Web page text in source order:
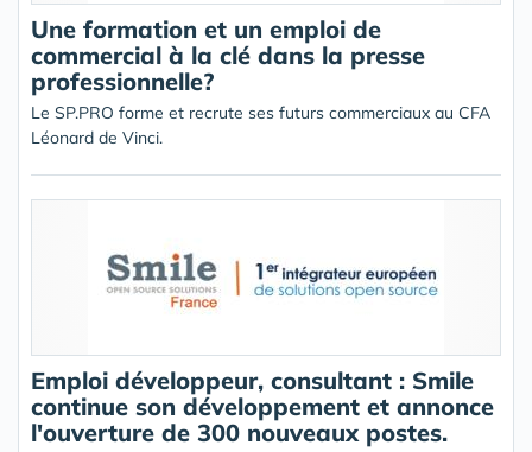
Une formation et un emploi de
commercial à la clé dans la presse
professionnelle?
Le SP.PRO forme et recrute ses futurs commerciaux au CFA
Léonard de Vinci.
Emploi développeur, consultant : Smile
continue son développement et annonce
l'ouverture de 300 nouveaux postes.